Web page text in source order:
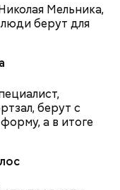
Мельника,
берут для
берут с
а в итоге
важно
в воде, около
по
АЭС. По его
При встречах
о личном,
за год.